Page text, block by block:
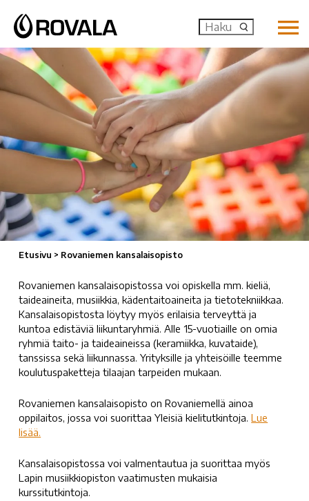
Etusivu > Rovaniemen kansalaisopisto
Rovaniemen kansalaisopistossa voi opiskella mm. kieliä,
taideaineita, musiikkia, kädentaitoaineita ja tietotekniikkaa.
Kansalaisopistosta löytyy myös erilaisia terveyttä ja
kuntoa edistäviä liikuntaryhmiä. Alle 15-vuotiaille on omia
ryhmiä taito- ja taideaineissa (keramiikka, kuvataide),
tanssissa sekä liikunnassa. Yrityksille ja yhteisöille teemme
koulutuspaketteja tilaajan tarpeiden mukaan.
Rovaniemen kansalaisopisto on Rovaniemellä ainoa
oppilaitos, jossa voi suorittaa Yleisiä kielitutkintoja.Lue
lisää.
Kansalaisopistossa voi valmentautua ja suorittaa myös
Lapin musiikkiopiston vaatimusten mukaisia
kurssitutkintoja.